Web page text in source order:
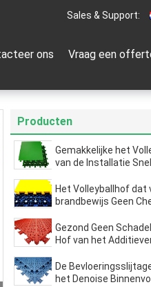
Sales & Support:
ons Vraag een
Producten
Gemakkelijke het
van de Installatie
Spijkers
Het Volleyballhof dat
brandbewijs Geen
vloert
Gezond Geen
Hof van het
Slijtage
De
het Denoise